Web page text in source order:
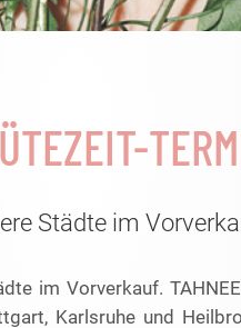
Städte im
im Vorverkauf.
Karlsruhe und